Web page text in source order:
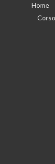
Home